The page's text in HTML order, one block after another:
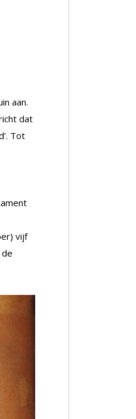
aan.
dat
Tot
vijf